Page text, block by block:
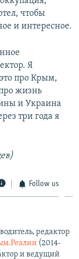
чтобы
и интересное.
Я
про Крым,
жизнь
и Украина
три года я
Follow us
редактор
(2014-
и ведущий